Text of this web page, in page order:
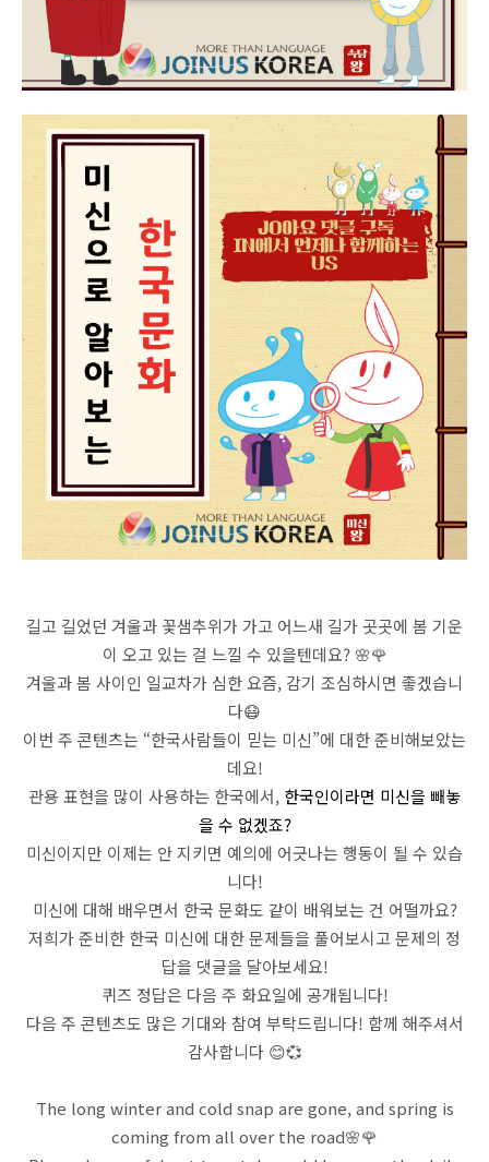
길고 길었던 겨울과 꽃샘추위가 가고 어느새 길가 곳곳에 봄 기운
이 오고 있는 걸 느낄 수 있을텐데요? 🌸🌹
겨울과 봄 사이인 일교차가 심한 요즘, 감기 조심하시면 좋겠습니
다😷
이번 주 콘텐츠는 “한국사람들이 믿는 미신”에 대한 준비해보았는
데요!
관용 표현을 많이 사용하는 한국에서, 한국인이라면 미신을 빼놓
을 수 없겠죠?
미신이지만 이제는 안 지키면 예의에 어긋나는 행동이 될 수 있습
니다!
미신에 대해 배우면서 한국 문화도 같이 배워보는 건 어떨까요?
저희가 준비한 한국 미신에 대한 문제들을 풀어보시고 문제의 정
답을 댓글을 달아보세요!
퀴즈 정답은 다음 주 화요일에 공개됩니다!
다음 주 콘텐츠도 많은 기대와 참여 부탁드립니다! 함께 해주셔서
감사합니다 😊💞
The long winter and cold snap are gone, and spring is
coming from all over the road🌸🌹